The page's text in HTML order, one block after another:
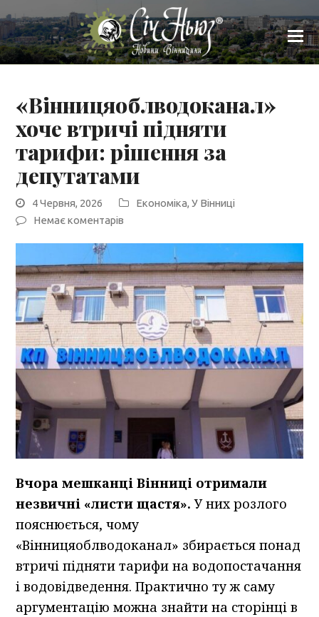
«Вінницяоблводоканал»
хоче втричі підняти
тарифи: рішення за
депутатами
4 Червня, 2026 Економіка,У Вінниці
Немає коментарів
Вчора мешканці Вінниці отримали
незвичні «листи щастя». У них розлого
пояснюється, чому
«Вінницяоблводоканал» збирається понад
втричі підняти тарифи на водопостачання
і водовідведення. Практично ту ж саму
аргументацію можна знайти на сторінці в